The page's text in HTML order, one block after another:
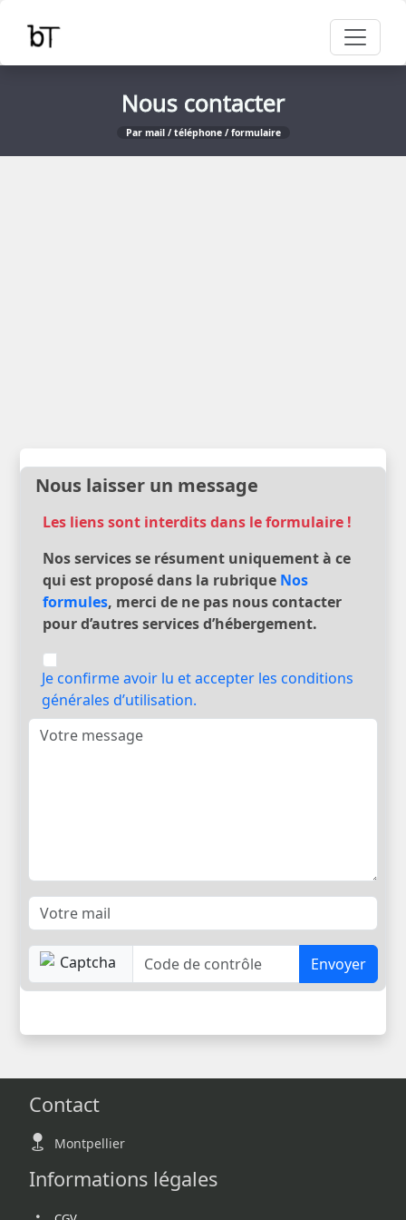
Nous contacter
Par mail / téléphone / formulaire
Nous laisser un message
Les liens sont interdits dans le formulaire !
Nos services se résument uniquement à ce
qui est proposé dans la rubrique Nos
formules, merci de ne pas nous contacter
pour d’autres services d’hébergement.
Je confirme avoir lu et accepter les conditions
générales d’utilisation.
Envoyer
Contact
Montpellier
Informations légales